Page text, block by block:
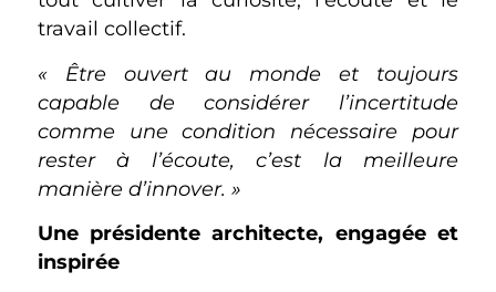
travail collectif.
« Être ouvert au monde et toujours
capable de considérer l’incertitude
comme une condition nécessaire pour
rester à l’écoute, c’est la meilleure
manière d’innover. »
Une présidente architecte, engagée et
inspirée